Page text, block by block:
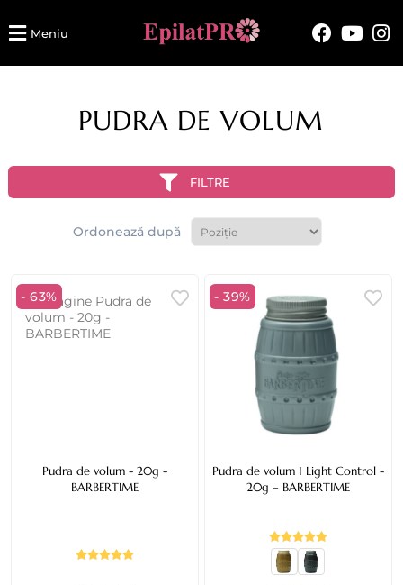
Meniu
PUDRA DE VOLUM
FILTRE
Ordonează după
- 63%
Pudra de volum - 20g -
BARBERTIME
- 39%
Pudra de volum 1 Light Control -
20g – BARBERTIME